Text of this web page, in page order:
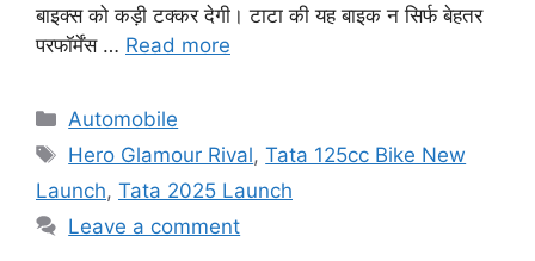
बाइक्स को कड़ी टक्कर देगी। टाटा की यह बाइक न सिर्फ बेहतर
परफॉर्मेंस … Read more
Categories
Automobile
Tags
Hero Glamour Rival,Tata 125cc Bike New
Launch, Tata 2025 Launch
Leave a comment